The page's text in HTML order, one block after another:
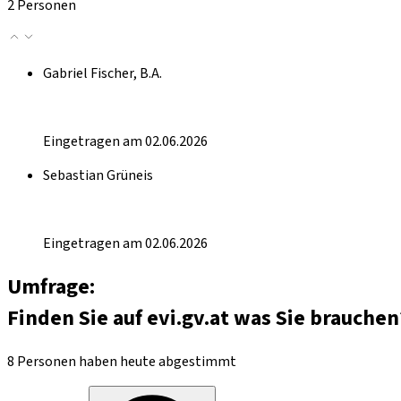
2 Personen
Gabriel Fischer, B.A.
Eingetragen am 02.06.2026
Sebastian Grüneis
Eingetragen am 02.06.2026
Umfrage:
Finden Sie auf evi.gv.at was Sie
8 Personen haben heute abgestimmt